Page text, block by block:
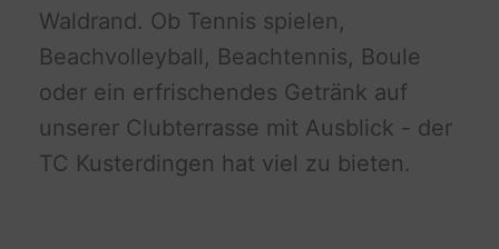
Waldrand. Ob Tennis spielen,
Beachvolleyball, Beachtennis, Boule
oder ein erfrischendes Getränk auf
unserer Clubterrasse mit Ausblick - der
TC Kusterdingen hat viel zu bieten.